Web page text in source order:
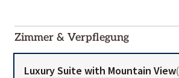
01-02
Zimmer & Verpflegung
Luxury Suite with Mountain View(